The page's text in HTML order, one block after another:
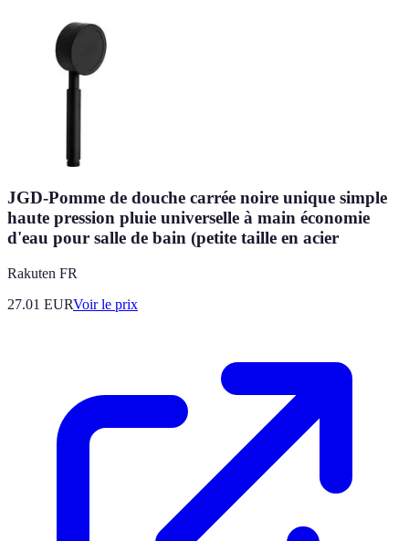
JGD-Pomme de douche carrée noire unique simple
haute pression pluie universelle à main économie
d'eau pour salle de bain (petite taille en acier
Rakuten FR
27.01 EURVoir le prix